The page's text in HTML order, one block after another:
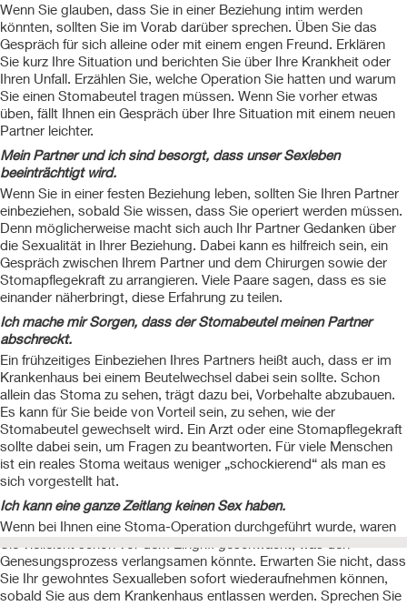
Wenn Sie glauben, dass Sie in einer Beziehung intim werden
könnten, sollten Sie im Vorab darüber sprechen. Üben Sie das
Gespräch für sich alleine oder mit einem engen Freund. Erklären
Sie kurz Ihre Situation und berichten Sie über Ihre Krankheit oder
Ihren Unfall. Erzählen Sie, welche Operation Sie hatten und warum
Sie einen Stomabeutel tragen müssen. Wenn Sie vorher etwas
üben, fällt Ihnen ein Gespräch über Ihre Situation mit einem neuen
Partner leichter.
Mein Partner und ich sind besorgt, dass unser Sexleben
beeinträchtigt wird.
Wenn Sie in einer festen Beziehung leben, sollten Sie Ihren Partner
einbeziehen, sobald Sie wissen, dass Sie operiert werden müssen.
Denn möglicherweise macht sich auch Ihr Partner Gedanken über
die Sexualität in Ihrer Beziehung. Dabei kann es hilfreich sein, ein
Gespräch zwischen Ihrem Partner und dem Chirurgen sowie der
Stomapflegekraft zu arrangieren. Viele Paare sagen, dass es sie
einander näherbringt, diese Erfahrung zu teilen.
Ich mache mir Sorgen, dass der Stomabeutel meinen Partner
abschreckt.
Ein frühzeitiges Einbeziehen Ihres Partners heißt auch, dass er im
Krankenhaus bei einem Beutelwechsel dabei sein sollte. Schon
allein das Stoma zu sehen, trägt dazu bei, Vorbehalte abzubauen.
Es kann für Sie beide von Vorteil sein, zu sehen, wie der
Stomabeutel gewechselt wird. Ein Arzt oder eine Stomapflegekraft
sollte dabei sein, um Fragen zu beantworten. Für viele Menschen
ist ein reales Stoma weitaus weniger „schockierend“ als man es
sich vorgestellt hat.
Ich kann eine ganze Zeitlang keinen Sex haben.
Wenn bei Ihnen eine Stoma-Operation durchgeführt wurde, waren
Genesungsprozess verlangsamen könnte. Erwarten Sie nicht, dass
Sie Ihr gewohntes Sexualleben sofort wiederaufnehmen können,
sobald Sie aus dem Krankenhaus entlassen werden. Sprechen Sie